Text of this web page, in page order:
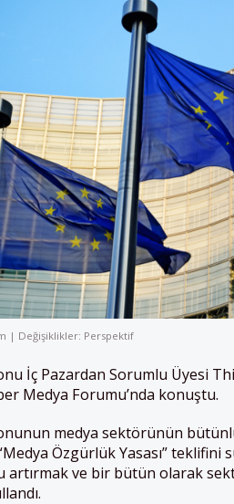
| Değişiklikler: Perspektif
İç Pazardan Sorumlu Üyesi
er Medya Forumu’nda konuştu.
medya sektörünün
Özgürlük Yasası” teklifini
artırmak ve bir bütün olarak